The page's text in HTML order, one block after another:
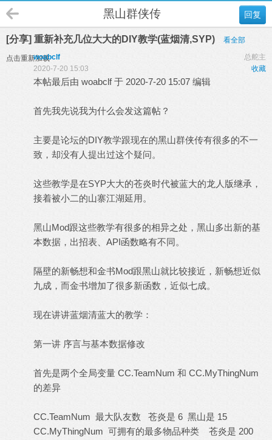
回复
黑山群侠传
[分享] 重新补充几位大大的DIY教学(蓝烟清,SYP) 看全部
点击重新加载 总舵主
woabclf
收藏
2020-7-20 15:03
本帖最后由 woabclf 于 2020-7-20 15:07 编辑
首先我先说我为什么会发这篇帖？
主要是论坛的DIY教学跟现在的黑山群侠传有很多的不一
致，却没有人提出过这个疑问。
这些教学是在SYP大大的苍炎时代被蓝大的龙人版继承，
接着被小二的山寨江湖延用。
黑山Mod跟这些教学有很多的相异之处，黑山多出新的基
本数据，出招表、API函数略有不同。
隔壁的新畅想和金书Mod跟黑山就比较接近，新畅想近似
九成，而金书增加了很多新函数，近似七成。
现在讲讲蓝烟清蓝大的教学：
第一讲 序言与基本数据修改
首先是两个全局变量 CC.TeamNum 和 CC.MyThingNum
的差异
CC.TeamNum 最大队友数 苍炎是 6 黑山是 15
CC.MyThingNum 可拥有的最多物品种类 苍炎是 200